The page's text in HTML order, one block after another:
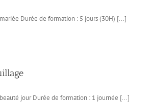
Durée de formation : 5 jours (30H) [...]
jour Durée de formation : 1 journée [...]